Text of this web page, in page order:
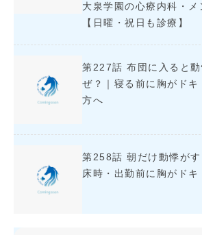
大泉学園の心療内科・メ
【日曜・祝日も診療】
第227話 布団に入ると
ぜ？｜寝る前に胸がドキ
方へ
第258話 朝だけ動悸が
床時・出勤前に胸がドキ